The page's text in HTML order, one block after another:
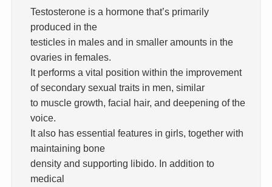
Testosterone is a hormone that’s primarily
produced in the
testicles in males and in smaller amounts in the
ovaries in females.
It performs a vital position within the improvement
of secondary sexual traits in men, similar
to muscle growth, facial hair, and deepening of the
voice.
It also has essential features in girls, together with
maintaining bone
density and supporting libido. In addition to
medical